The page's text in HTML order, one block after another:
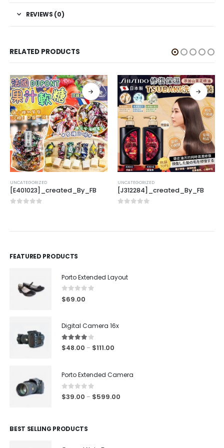
REVIEWS (0)
RELATED PRODUCTS
UNCATEGORIZED
[E401023]_created_By_FB
UNCATEGORIZED
[J312284]_created_By_FB
FEATURED PRODUCTS
Porto Extended Layout
0 out of 5
$69.00
Digital Camera 16x
4.00out of 5
$48.00 – $111.00
Porto Extended Camera
0out of 5
$39.00 – $599.00
BEST SELLING PRODUCTS